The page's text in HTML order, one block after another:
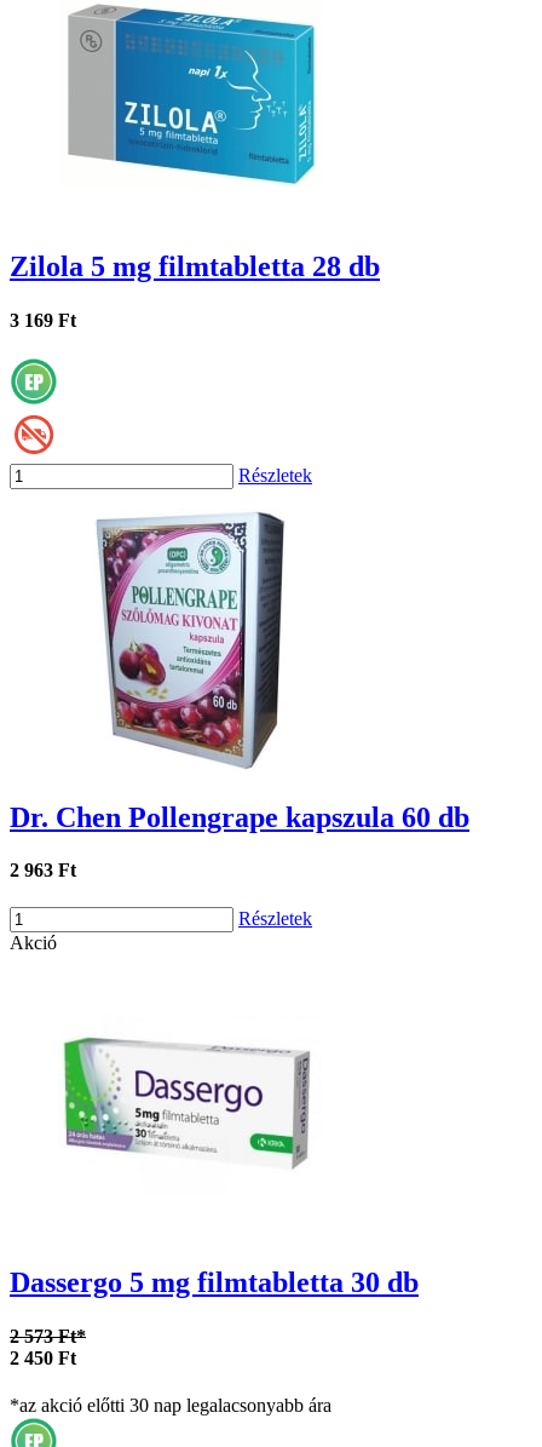
Zilola 5 mg filmtabletta 28 db
3 169 Ft
Részletek
Dr. Chen Pollengrape kapszula 60 db
2 963 Ft
Részletek
Akció
Dassergo 5 mg filmtabletta 30 db
2 573 Ft*
2 450 Ft
*az akció előtti 30 nap legalacsonyabb ára